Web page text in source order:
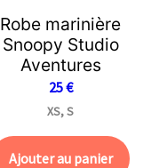
Robe marinière
Snoopy Studio
Aventures
25€
XS, S
Ajouter au panier